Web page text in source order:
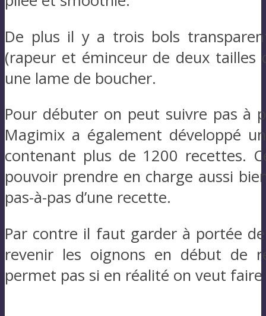
De plus il y a trois bols
(rapeur et éminceur de deux tailles
une lame de boucher.
Pour débuter on peut suivre pas à
Magimix a également développé
contenant plus de 1200 recettes.
pouvoir prendre en charge aussi
pas-à-pas d’une recette.
Par contre il faut garder à portée
revenir les oignons en début de
permet pas si en réalité on veut